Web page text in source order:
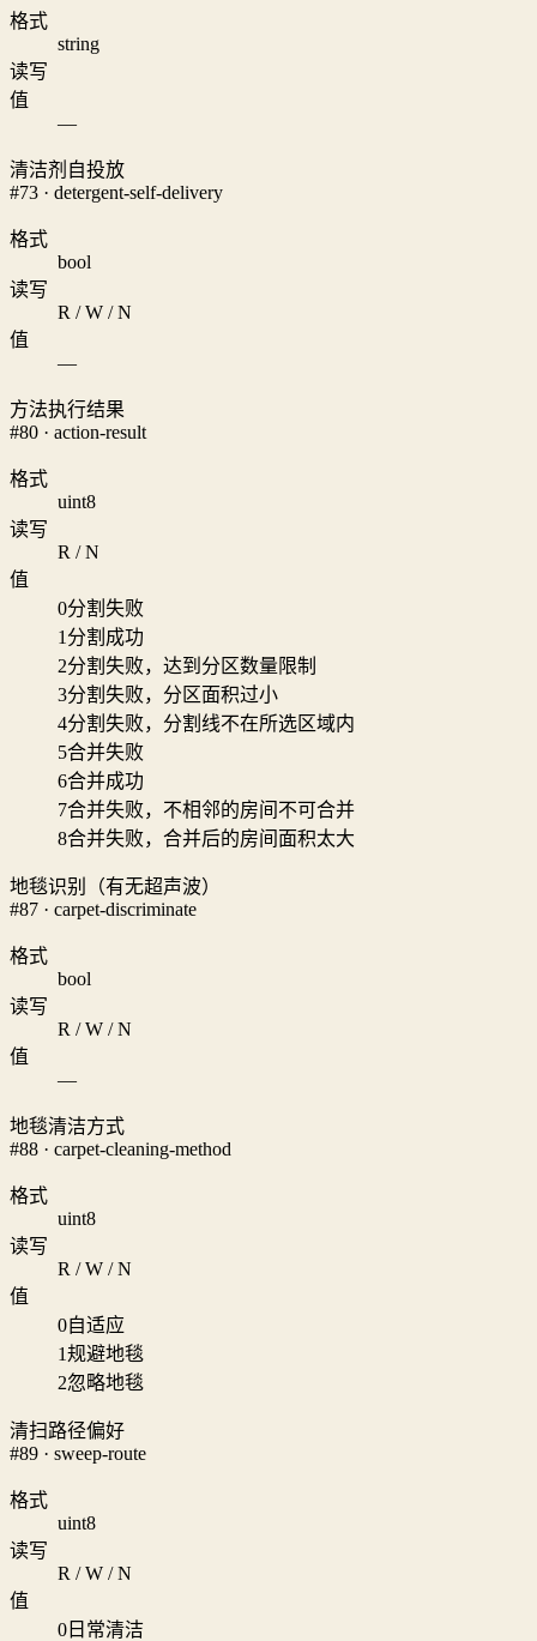
格式
string
读写
值
—
清洁剂自投放
#73 · detergent-self-delivery
格式
bool
读写
R / W / N
值
—
方法执行结果
#80 · action-result
格式
uint8
读写
R / N
值
0分割失败
1 分割成功
2分割失败，达到分区数量限制
3分割失败，分区面积过小
4分割失败，分割线不在所选区域内
5合并失败
6合并成功
7合并失败，不相邻的房间不可合并
8合并失败，合并后的房间面积太大
地毯识别（有无超声波）
#87 · carpet-discriminate
格式
bool
读写
R / W / N
值
—
地毯清洁方式
#88 · carpet-cleaning-method
格式
uint8
读写
R / W / N
值
0自适应
1规避地毯
2忽略地毯
清扫路径偏好
#89 · sweep-route
格式
uint8
读写
R / W / N
值
0 日常清洁